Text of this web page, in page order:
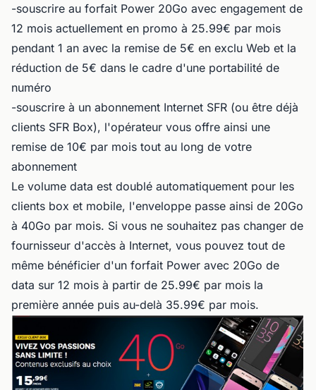
-souscrire au forfait Power 20Go avec engagement de
12 mois actuellement en promo à 25.99€ par mois
pendant 1 an avec la remise de 5€ en exclu Web et la
réduction de 5€ dans le cadre d'une portabilité de
numéro
-souscrire à un abonnement Internet SFR (ou être déjà
clients SFR Box), l'opérateur vous offre ainsi une
remise de 10€ par mois tout au long de votre
abonnement
Le volume data est doublé automatiquement pour les
clients box et mobile, l'enveloppe passe ainsi de 20Go
à 40Go par mois. Si vous ne souhaitez pas changer de
fournisseur d'accès à Internet, vous pouvez tout de
même bénéficier d'un forfait Power avec 20Go de
data sur 12 mois à partir de 25.99€ par mois la
première année puis au-delà 35.99€ par mois.